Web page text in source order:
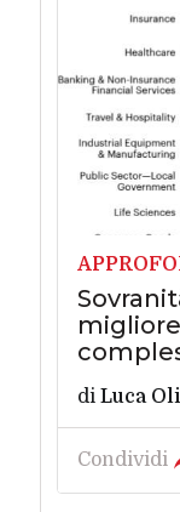
di Luca
Condividi